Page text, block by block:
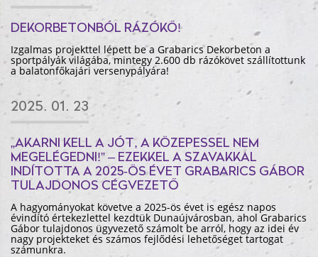
DEKORBETONBÓL RÁZÓKŐ!
Izgalmas projekttel lépett be a Grabarics Dekorbeton a
sportpályák világába, mintegy 2.600 db rázókövet szállítottunk
a balatonfőkajári versenypályára!
2025. 01. 23
„AKARNI KELL A JÓT, A KÖZEPESSEL NEM
MEGELÉGEDNI!” – EZEKKEL A SZAVAKKAL
INDÍTOTTA A 2025-ÖS ÉVET GRABARICS GÁBOR
TULAJDONOS CÉGVEZETŐ
A hagyományokat követve a 2025-ös évet is egész napos
évindító értekezlettel kezdtük Dunaújvárosban, ahol Grabarics
Gábor tulajdonos ügyvezető számolt be arról, hogy az idei év
nagy projekteket és számos fejlődési lehetőséget tartogat
számunkra.